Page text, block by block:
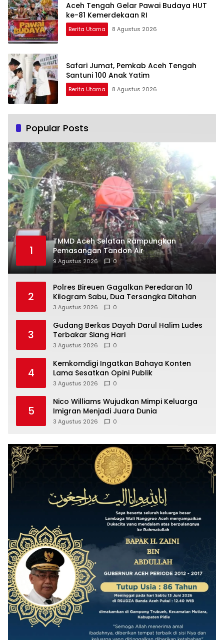
Aceh Tengah Gelar Pawai Budaya HUT
ke-81 Kemerdekaan RI
Berita Utama 8 Agustus 2026
Safari Jumat, Pemkab Aceh Tengah
Santuni 100 Anak Yatim
Berita Utama 8 Agustus 2026
Popular Posts
1
TMMD Aceh Selatan Rampungkan
Pemasangan Tandon Air
9 Agustus 2026 0
2
Polres Bireuen Gagalkan Peredaran 10
Kilogram Sabu, Dua Tersangka Ditahan
3 Agustus 2026 0
3
Gudang Berkas Dayah Darul Halim Ludes
Terbakar Siang Hari
3 Agustus 2026 0
4
Kemkomdigi Ingatkan Bahaya Konten
Lama Sesatkan Opini Publik
3 Agustus 2026 0
5
Nico Williams Wujudkan Mimpi Keluarga
Imigran Menjadi Juara Dunia
3 Agustus 2026 0